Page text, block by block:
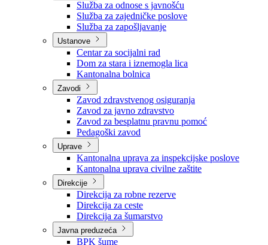
Službe
Služba za odnose s javnošću
Služba za zajedničke poslove
Služba za zapošljavanje
Ustanove
Centar za socijalni rad
Dom za stara i iznemogla lica
Kantonalna bolnica
Zavodi
Zavod zdravstvenog osiguranja
Zavod za javno zdravstvo
Zavod za besplatnu pravnu pomoć
Pedagoški zavod
Uprave
Kantonalna uprava za inspekcijske poslove
Kantonalna uprava civilne zaštite
Direkcije
Direkcija za robne rezerve
Direkcija za ceste